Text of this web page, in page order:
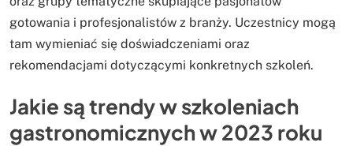
gotowania i profesjonalistów z branży. Uczestnicy mogą
tam wymieniać się doświadczeniami oraz
rekomendacjami dotyczącymi konkretnych szkoleń.
Jakie są trendy w szkoleniach
gastronomicznych w 2023 roku